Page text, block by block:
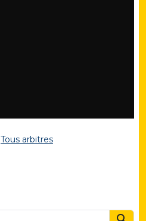
Tous arbitres